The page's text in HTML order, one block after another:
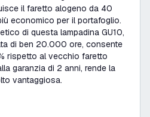
il faretto alogeno da 40
economico per il portafoglio.
di questa lampadina GU10,
di ben 20.000 ore, consente
rispetto al vecchio faretto
garanzia di 2 anni, rende la
vantaggiosa.